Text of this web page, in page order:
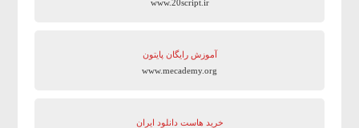
www.20script.ir
آموزش رایگان پایتون
www.mecademy.org
خرید هاست دانلود ایران